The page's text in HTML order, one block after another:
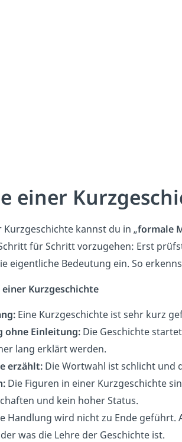
einer
kannst du in „formale
für Schritt vorzugehen: Erst
eigentliche Bedeutung ein. So
Kurzgeschichte
Eine Kurzgeschichte ist sehr kurz
ohne Einleitung:Die Geschichte
lang erklärt werden.
erzählt:Die Wortwahl ist schlicht und
Die Figuren in einer Kurzgeschichte
und kein hoher Status.
Handlung wird nicht zu Ende geführt.
was die Lehre der Geschichte ist.